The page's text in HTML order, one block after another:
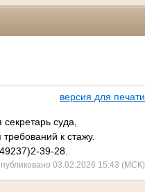
версия для печати
суда,
к стажу.
39-28.
03.02.2026 15:43 (МСК)